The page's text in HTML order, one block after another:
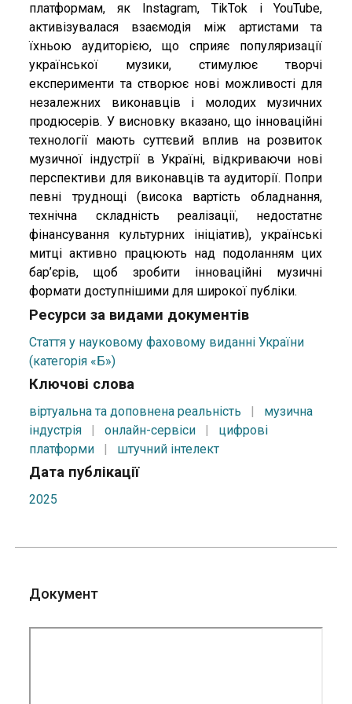
платформам, як Instagram, TikTok і YouTube,
активізувалася взаємодія між артистами та
їхньою аудиторією, що сприяє популяризації
української музики, стимулює творчі
експерименти та створює нові можливості для
незалежних виконавців і молодих музичних
продюсерів. У висновку вказано, що інноваційні
технології мають суттєвий вплив на розвиток
музичної індустрії в Україні, відкриваючи нові
перспективи для виконавців та аудиторії. Попри
певні труднощі (висока вартість обладнання,
технічна складність реалізації, недостатнє
фінансування культурних ініціатив), українські
митці активно працюють над подоланням цих
бар’єрів, щоб зробити інноваційні музичні
формати доступнішими для широкої публіки.
Ресурси за видами документів
Стаття у науковому фаховому виданні України
(категорія «Б»)
Ключові слова
віртуальна та доповнена реальність |
музична
індустрія
| онлайн-сервіси |
цифрові
платформи
| штучний інтелект
Дата публікації
2025
Документ